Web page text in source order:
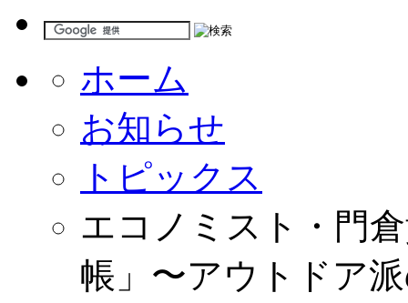
ホーム
お知らせ
トピックス
エコノミスト・門
帳」〜アウトドア